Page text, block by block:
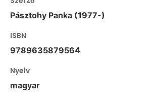
Pásztohy Panka (1977-)
ISBN
9789635879564
Nyelv
magyar